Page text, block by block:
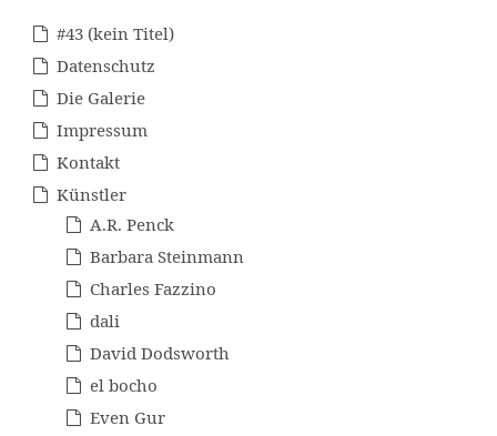
#43 (kein Titel)
Datenschutz
Die Galerie
Impressum
Kontakt
Künstler
A.R. Penck
Barbara Steinmann
Charles Fazzino
dali
David Dodsworth
el bocho
Even Gur